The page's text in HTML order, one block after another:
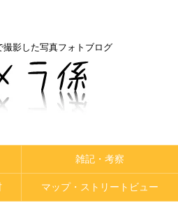
撮影した写真フォトブログ
雑記・考察
マップ・ストリートビュー